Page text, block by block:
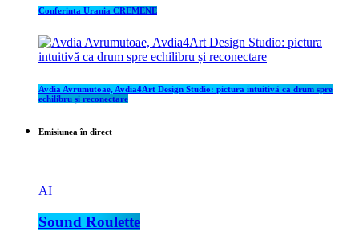
Conferinta Urania CREMENE
Avdia Avrumutoae, Avdia4Art Design Studio: pictura intuitivă ca drum spre
echilibru și reconectare
Emisiunea în direct
AI
Sound Roulette